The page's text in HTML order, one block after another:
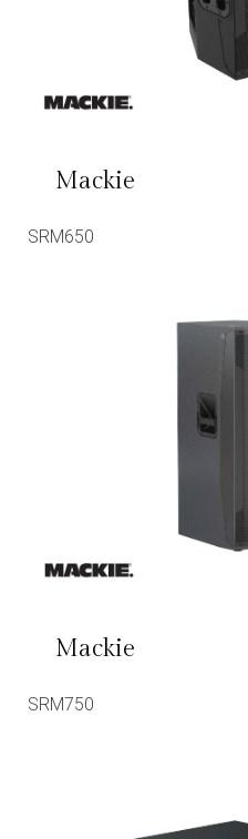
Mackie
SRM650
Mackie
SRM750